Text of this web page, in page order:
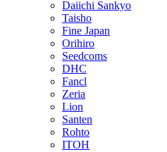
Daiichi Sankyo
Taisho
Fine Japan
Orihiro
Seedcoms
DHC
Fancl
Zeria
Lion
Santen
Rohto
ITOH